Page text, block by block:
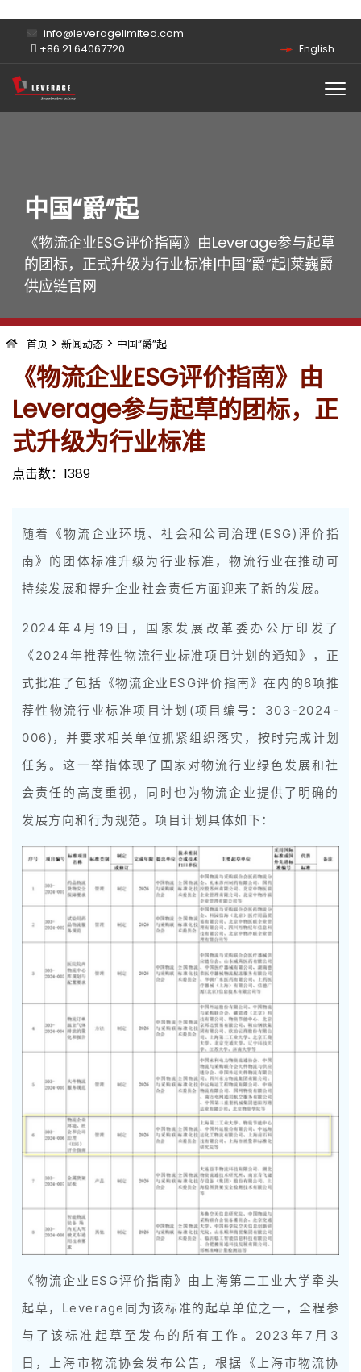
info@leveragelimited.com
+86 21 64067720
English
中国“爵”起
《物流企业ESG评价指南》由Leverage参与起草
的团标，正式升级为行业标准|中国“爵”起|莱巍爵
供应链官网
首页 > 新闻动态 > 中国“爵”起
《物流企业ESG评价指南》由
Leverage参与起草的团标，正
式升级为行业标准
点击数： 1389
随着《物流企业环境、社会和公司治理(ESG)评价指
南》的团体标准升级为行业标准，物流行业在推动可
持续发展和提升企业社会责任方面迎来了新的发展。
2024年4月19日，国家发展改革委办公厅印发了
《2024年推荐性物流行业标准项目计划的通知》，正
式批准了包括《物流企业ESG评价指南》在内的8项推
荐性物流行业标准项目计划(项目编号：303-2024-
006)，并要求相关单位抓紧组织落实，按时完成计划
任务。这一举措体现了国家对物流行业绿色发展和社
会责任的高度重视，同时也为物流企业提供了明确的
发展方向和行为规范。项目计划具体如下：
《物流企业ESG评价指南》由上海第二工业大学牵头
起草，Leverage同为该标准的起草单位之一，全程参
与了该标准起草至发布的所有工作。2023年7月3
日，上海市物流协会发布公告，根据《上海市物流协